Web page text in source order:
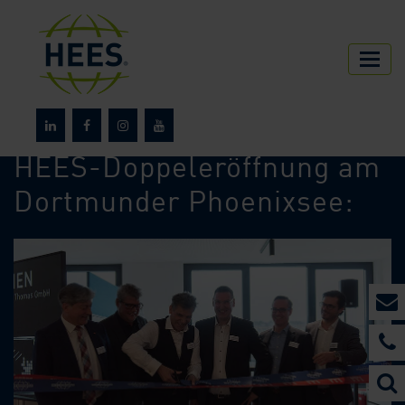
Über HEES News
HEES-Doppeleröffnung am
Dortmunder Phoenixsee: